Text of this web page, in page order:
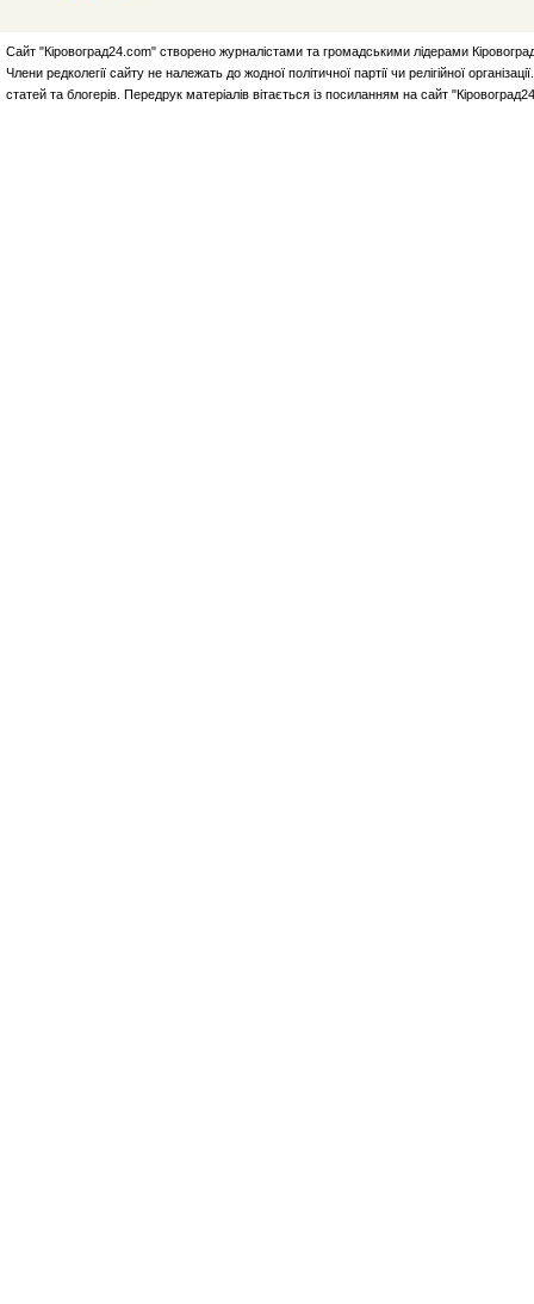
Сайт "Кіровоград24.com" створено журналістами та громадськими лідерами
Члени редколегії сайту не належать до жодної політичної партії чи релігійної
статей та блогерів. Передрук матеріалів вітається із посиланням на сайт